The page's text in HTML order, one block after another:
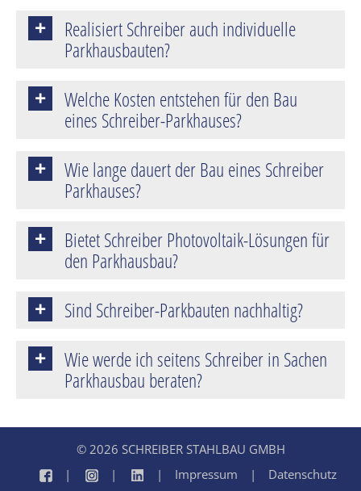
Realisiert Schreiber auch individuelle
Parkhausbauten?
Welche Kosten entstehen für den Bau
eines Schreiber-Parkhauses?
Wie lange dauert der Bau eines Schreiber
Parkhauses?
Bietet Schreiber Photovoltaik-Lösungen für
den Parkhausbau?
Sind Schreiber-Parkbauten nachhaltig?
Wie werde ich seitens Schreiber in Sachen
Parkhausbau beraten?
© 2026 SCHREIBER STAHLBAU GMBH
Impressum
Datenschutz